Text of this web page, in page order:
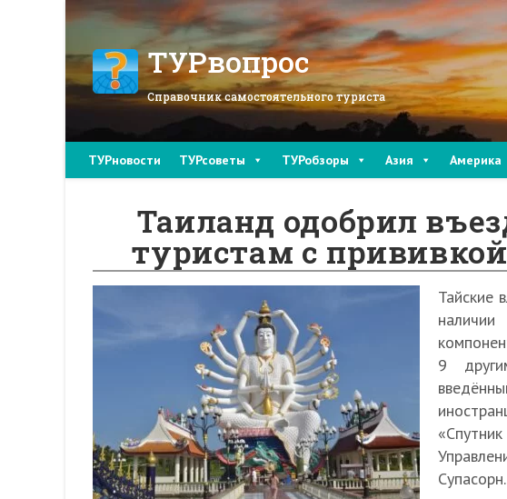
ТУРвопрос
Справочник самостоятельного туриста
ТУРновости ТУРсоветы ТУРобзоры Азия Америка
Таиланд одобрил
туристам с
Тайские
9
Супасорн.